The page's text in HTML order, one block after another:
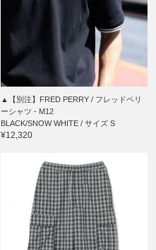
▲【別注】FRED PERRY / フレッドペリ
ーシャツ - M12
BLACK/SNOW WHITE / サイズ S
¥12,320